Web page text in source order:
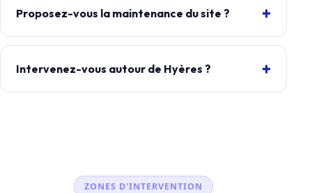
Proposez-vous la maintenance du site ?
Intervenez-vous autour de Hyères ?
ZONES D'INTERVENTION